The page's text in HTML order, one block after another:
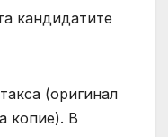
кандидатите
(оригинал
копие). В